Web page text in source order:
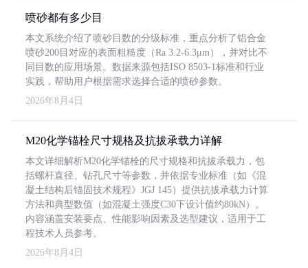
喷砂都有多少目
本文系统介绍了喷砂目数的分级标准，重点分析了铝合金
喷砂200目对应的表面粗糙度（Ra 3.2-6.3μm），并对比不
同目数的应用场景。数据来源包括ISO 8503-1标准和行业
实践，帮助用户根据需求选择合适的喷砂参数。
2026年8月4日
M20化学锚栓尺寸规格及抗拔承载力详解
本文详细解析M20化学锚栓的尺寸规格和抗拔承载力，包
括螺杆直径、钻孔尺寸等参数，并依据专业标准（如《混
凝土结构后锚固技术规程》JGJ 145）提供抗拔承载力计算
方法和典型数值（如混凝土强度C30下设计值约80kN）。
内容涵盖安装要点、性能影响因素及选型建议，适用于工
程技术人员参考。
2026年8月4日